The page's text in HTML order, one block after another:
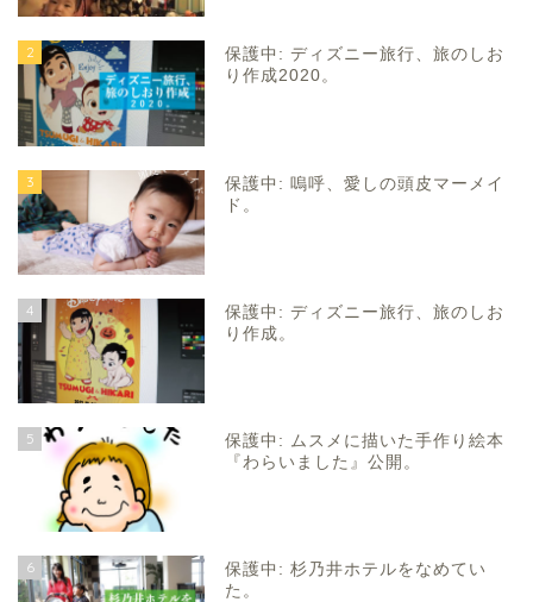
2
保護中: ディズニー旅行、旅のしお
り作成2020。
3
保護中: 嗚呼、愛しの頭皮マーメイ
ド。
4
保護中: ディズニー旅行、旅のしお
り作成。
5
保護中: ムスメに描いた手作り絵本
『わらいました』公開。
6
保護中: 杉乃井ホテルをなめてい
た。